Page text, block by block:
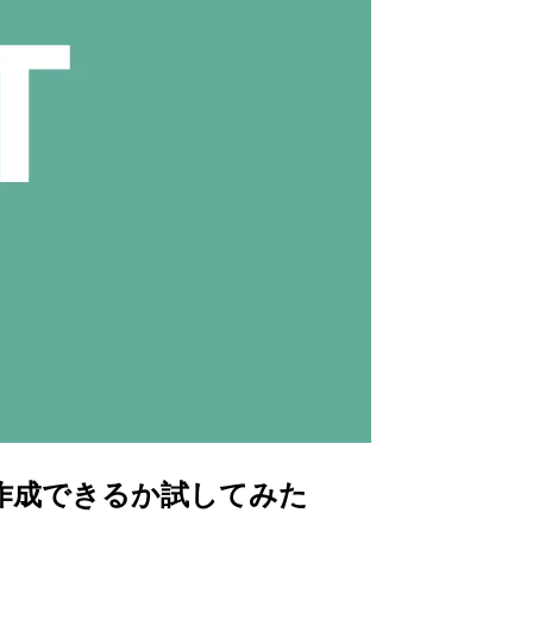
できるか試してみた